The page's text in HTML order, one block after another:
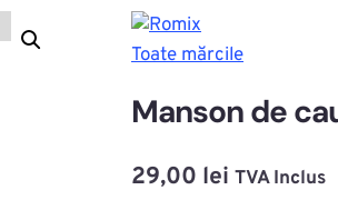
Toate mărcile
Manson de
29,00 lei TVA Inclus